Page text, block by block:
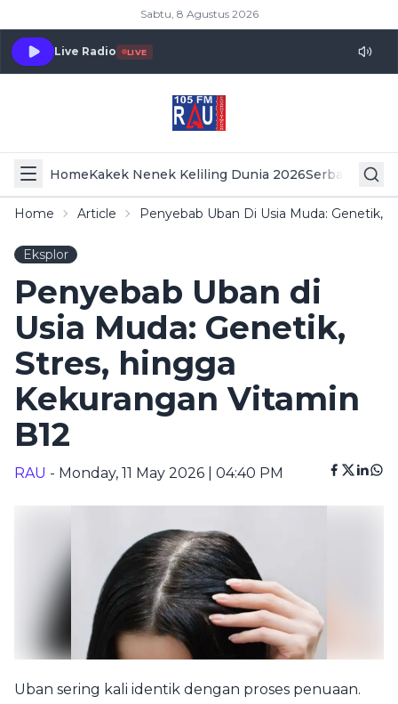
Sabtu, 8 Agustus 2026
Live Radio LIVE
HomeKakek Nenek Keliling Dunia 2026Serba Serbi
Home Article Penyebab Uban Di Usia Muda: Genetik,
Eksplor
Penyebab Uban di
Usia Muda: Genetik,
Stres, hingga
Kekurangan Vitamin
B12
RAU - Monday, 11 May 2026 | 04:40 PM
Uban sering kali identik dengan proses penuaan.